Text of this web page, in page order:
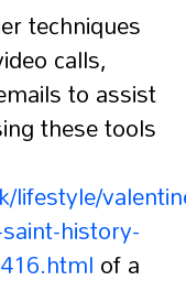
techniques
calls,
to assist
these tools
history-
of a